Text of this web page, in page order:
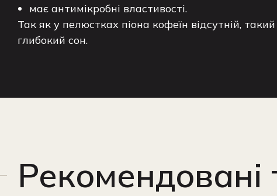
має антимікробні властивості.
Так як у пелюстках піона кофеїн відсутній,
глибокий сон.
Рекомендовані